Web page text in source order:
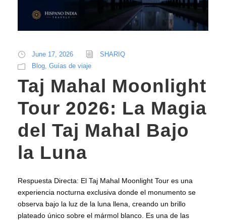
June 17, 2026
SHARIQ
Blog Guías de viaje
Taj Mahal Moonlight
Tour 2026: La Magia
del Taj Mahal Bajo
la Luna
Respuesta Directa: El Taj Mahal Moonlight Tour es una
experiencia nocturna exclusiva donde el monumento se
observa bajo la luz de la luna llena, creando un brillo
plateado único sobre el mármol blanco. Es una de las